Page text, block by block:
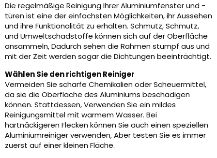
Die regelmäßige Reinigung Ihrer Aluminiumfenster und -
türen ist eine der einfachsten Möglichkeiten, ihr Aussehen
und ihre Funktionalität zu erhalten. Schmutz, Schmutz,
und Umweltschadstoffe können sich auf der Oberfläche
ansammeln, Dadurch sehen die Rahmen stumpf aus und
mit der Zeit werden sogar die Dichtungen beeinträchtigt.
Wählen Sie den richtigen Reiniger
Vermeiden Sie scharfe Chemikalien oder Scheuermittel,
da sie die Oberfläche des Aluminiums beschädigen
können. Stattdessen, Verwenden Sie ein mildes
Reinigungsmittel mit warmem Wasser. Bei
hartnäckigeren Flecken können Sie auch einen speziellen
Aluminiumreiniger verwenden, Aber testen Sie es immer
zuerst auf einer kleinen Fläche.